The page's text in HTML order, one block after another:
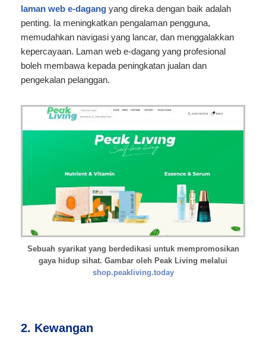
laman web e-dagang yang direka dengan baik adalah
penting. Ia meningkatkan pengalaman pengguna,
memudahkan navigasi yang lancar, dan menggalakkan
kepercayaan. Laman web e-dagang yang profesional
boleh membawa kepada peningkatan jualan dan
pengekalan pelanggan.
Sebuah syarikat yang berdedikasi untuk mempromosikan
gaya hidup sihat. Gambar oleh Peak Living melalui
shop.peakliving.today
2. Kewangan